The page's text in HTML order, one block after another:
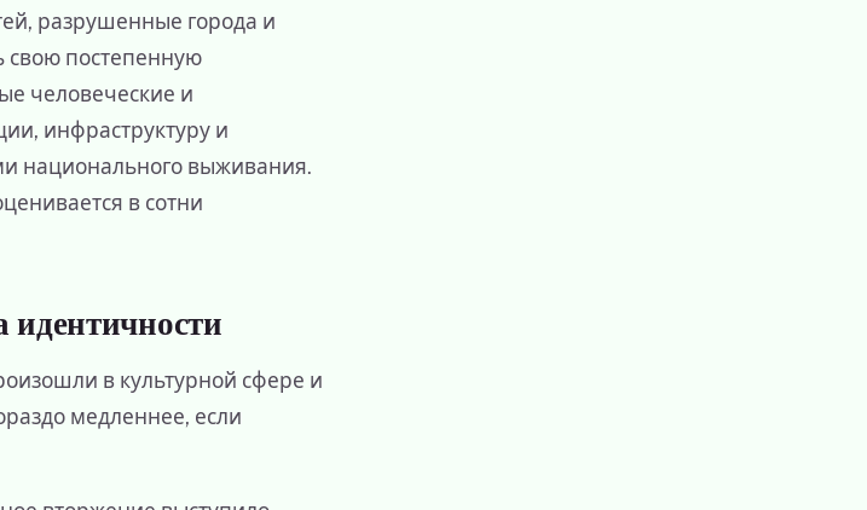
разрушенные города и
постепенную
человеческие и
инфраструктуру и
национального выживания.
в сотни
в культурной сфере и
медленнее, если